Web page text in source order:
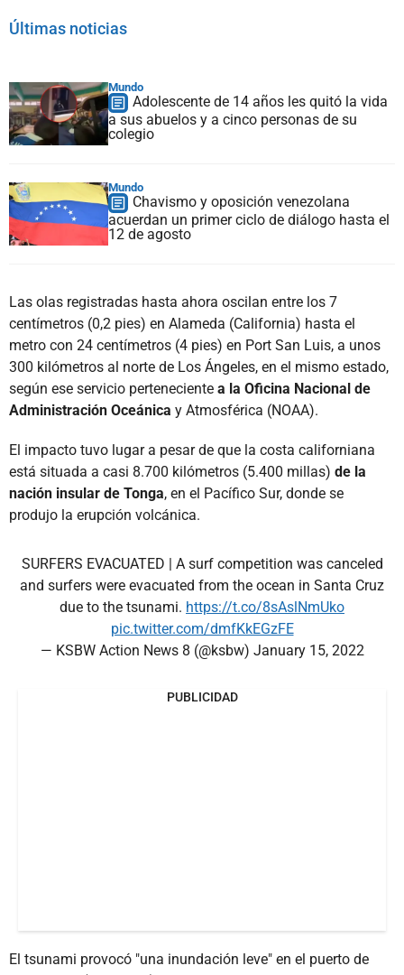
Últimas noticias
Mundo
Adolescente de 14 años les quitó la vida
a sus abuelos y a cinco personas de su
colegio
Mundo
Chavismo y oposición venezolana
acuerdan un primer ciclo de diálogo hasta el
12 de agosto
Las olas registradas hasta ahora oscilan entre los 7
centímetros (0,2 pies) en Alameda (California) hasta el
metro con 24 centímetros (4 pies) en Port San Luis, a unos
300 kilómetros al norte de Los Ángeles, en el mismo estado,
según ese servicio perteneciente a la Oficina Nacional de
Administración Oceánica y Atmosférica (NOAA).
El impacto tuvo lugar a pesar de que la costa californiana
está situada a casi 8.700 kilómetros (5.400 millas) de la
nación insular de Tonga, en el Pacífico Sur, donde se
produjo la erupción volcánica.
SURFERS EVACUATED | A surf competition was canceled
and surfers were evacuated from the ocean in Santa Cruz
due to the tsunami. https://t.co/8sAslNmUko
pic.twitter.com/dmfKkEGzFE
— KSBW Action News 8 (@ksbw) January 15, 2022
PUBLICIDAD
El tsunami provocó "una inundación leve" en el puerto de